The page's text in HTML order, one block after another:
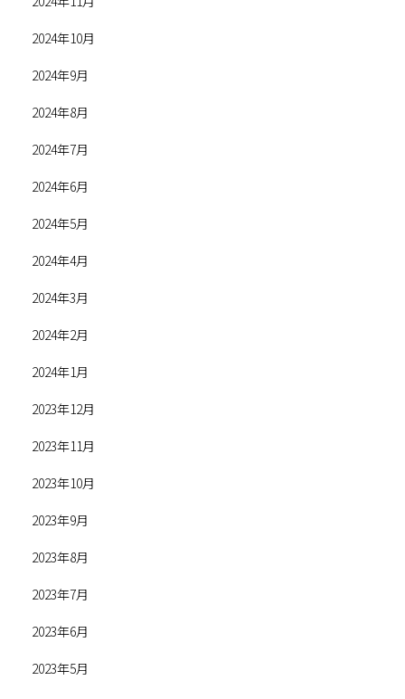
2024年10月
2024年9月
2024年8月
2024年7月
2024年6月
2024年5月
2024年4月
2024年3月
2024年2月
2024年1月
2023年12月
2023年11月
2023年10月
2023年9月
2023年8月
2023年7月
2023年6月
2023年5月